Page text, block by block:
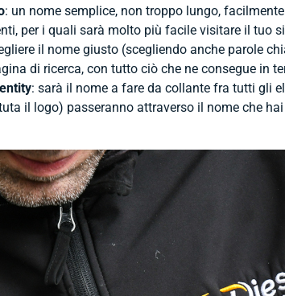
: un nome semplice, non troppo lungo,
per i quali sarà molto più facile visitare il tuo
il nome giusto (scegliendo anche parole
di ricerca, con tutto ciò che ne consegue in
: sarà il nome a fare da collante fra tutti gli
il logo) passeranno attraverso il nome che